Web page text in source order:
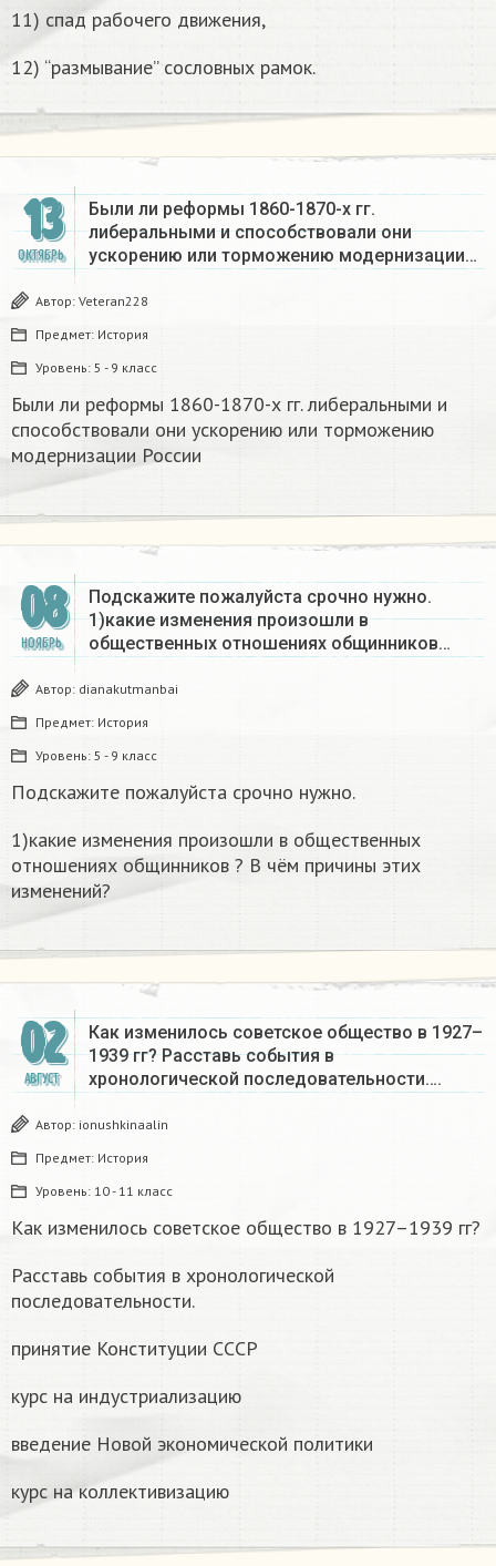
11) спад рабочего движения,
12) “размывание” сословных рамок.
13
ОКТЯБРЬ
Были ли реформы 1860-1870-х гг.
либеральными и способствовали они
ускорению или торможению модернизации…
Автор: Veteran228
Предмет: История
Уровень: 5 - 9 класс
Были ли реформы 1860-1870-х гг. либеральными и
способствовали они ускорению или торможению
модернизации России​
08
НОЯБРЬ
Подскажите пожалуйста срочно нужно.
1)какие изменения произошли в
общественных отношениях общинников…
Автор: dianakutmanbai
Предмет: История
Уровень: 5 - 9 класс
Подскажите пожалуйста срочно нужно.
1)какие изменения произошли в общественных
отношениях общинников ? В чём причины этих
изменений?
02
АВГУСТ
Как изменилось советское общество в 1927–
1939 гг? Расставь события в
хронологической последовательности….
Автор: ionushkinaalin
Предмет: История
Уровень: 10 - 11 класс
Как изменилось советское общество в 1927–1939 гг?
Расставь события в хронологической
последовательности.
принятие Конституции СССР
курс на индустриализацию
введение Новой экономической политики
курс на коллективизацию